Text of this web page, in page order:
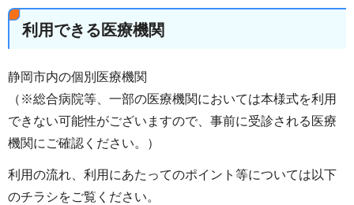
利用できる医療機関
静岡市内の個別医療機関
（※総合病院等、一部の医療機関においては本様式を利用
できない可能性がございますので、事前に受診される医療
機関にご確認ください。）
利用の流れ、利用にあたってのポイント等については以下
のチラシをご覧ください。